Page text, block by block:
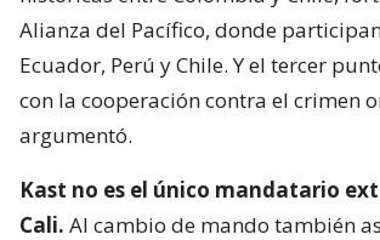
Alianza del Pacífico, donde
Ecuador, Perú y Chile. Y el tercer
con la cooperación contra el crimen
argumentó.
Kast no es el único mandatario
Cali. Al cambio de mando también